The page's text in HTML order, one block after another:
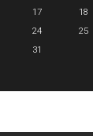
17
18
24
25
31